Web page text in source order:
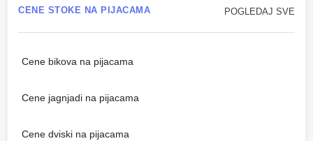
POGLEDAJ SVE
CENE STOKE NA PIJACAMA
Cene bikova na pijacama
Cene jagnjadi na pijacama
Cene dviski na pijacama